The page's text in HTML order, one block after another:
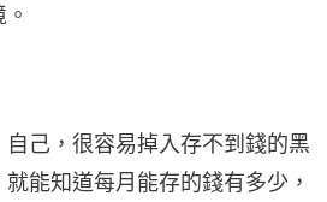
己，很容易掉入存不到錢的黑
能知道每月能存的錢有多少，